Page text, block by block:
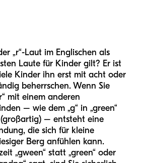
„r“-Laut im Englischen als
Laute für Kinder gilt? Er ist
Kinder ihn erst mit acht oder
beherrschen. Wenn Sie
mit einem anderen
– wie dem „g“ in „green“
(großartig) – entsteht eine
die sich für kleine
Berg anfühlen kann.
„gween“ statt „green“ oder